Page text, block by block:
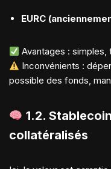
EURC
Avantages :
Inconvénients :
possible des fonds,
1.2.
collatéralisés